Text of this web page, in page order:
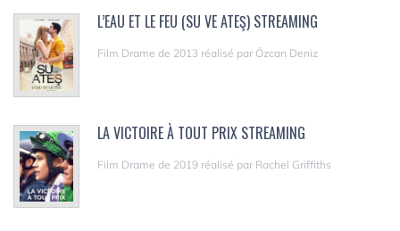
L’EAU ET LE FEU (SU VE ATEŞ) STREAMING
Film Drame de 2013 réalisé par Özcan Deniz
LA VICTOIRE À TOUT PRIX STREAMING
Film Drame de 2019 réalisé par Rachel Griffiths